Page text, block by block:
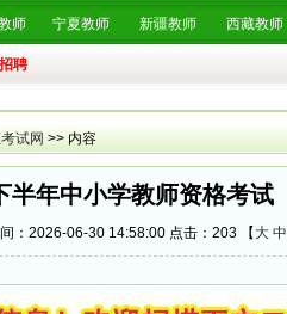
师 宁夏教师 新疆教师 西藏教师
聘
试网 >> 内容
半年中小学教师资格考试
：2026-06-30 14:58:00 点击： 203 【 大 中